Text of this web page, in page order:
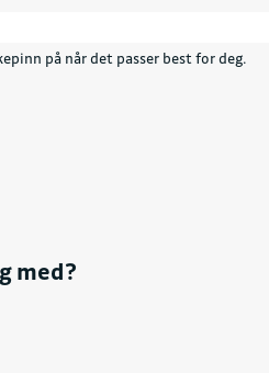
på når det passer best for deg.
med?